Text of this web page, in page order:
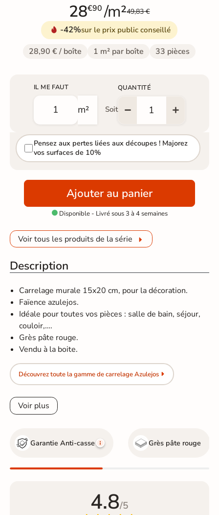
28€90 /m²49,83 €
-42%sur le prix public conseillé
28,90 € / boîte 1 m² par boîte 33 pièces
IL ME FAUT
m² Soit
QUANTITÉ
Pensez aux pertes liées aux découpes ! Majorez
vos surfaces de 10%
Ajouter au panier
Disponible - Livré sous 3 à 4 semaines
Voir tous les produits de la série
Description
Carrelage murale 15x20 cm, pour la décoration.
Faïence azulejos.
Idéale pour toutes vos pièces : salle de bain, séjour,
couloir,….
Grès pâte rouge.
Vendu à la boite.
Découvrez toute la gamme de carrelage Azulejos
Voir plus
Garantie Anti-casse Grès pâte rouge
4.8/5